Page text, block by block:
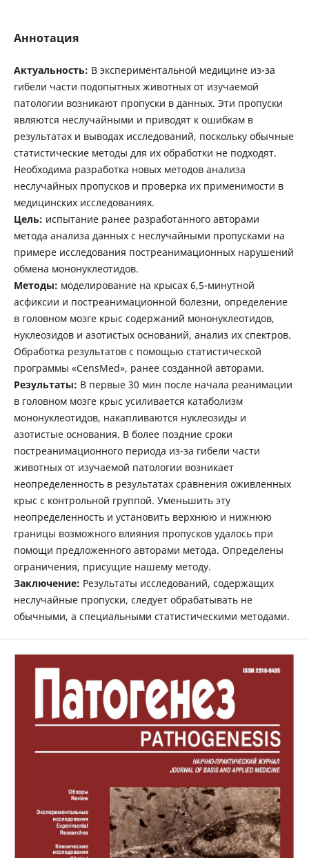
Аннотация
Актуальность: В экспериментальной медицине из-за
гибели части подопытных животных от изучаемой
патологии возникают пропуски в данных. Эти пропуски
являются неслучайными и приводят к ошибкам в
результатах и выводах исследований, поскольку обычные
статистические методы для их обработки не подходят.
Необходима разработка новых методов анализа
неслучайных пропусков и проверка их применимости в
медицинских исследованиях.
Цель: испытание ранее разработанного авторами
метода анализа данных с неслучайными пропусками на
примере исследования постреанимационных нарушений
обмена мононуклеотидов.
Методы: моделирование на крысах 6,5-минутной
асфиксии и постреанимационной болезни, определение
в головном мозге крыс содержаний мононуклеотидов,
нуклеозидов и азотистых оснований, анализ их спектров.
Обработка результатов с помощью статистической
программы «CensMed», ранее созданной авторами.
Результаты: В первые 30 мин после начала реанимации
в головном мозге крыс усиливается катаболизм
мононуклеотидов, накапливаются нуклеозиды и
азотистые основания. В более поздние сроки
постреанимационного периода из-за гибели части
животных от изучаемой патологии возникает
неопределенность в результатах сравнения оживленных
крыс с контрольной группой. Уменьшить эту
неопределенность и установить верхнюю и нижнюю
границы возможного влияния пропусков удалось при
помощи предложенного авторами метода. Определены
ограничения, присущие нашему методу.
Заключение: Результаты исследований, содержащих
неслучайные пропуски, следует обрабатывать не
обычными, а специальными статистическими методами.